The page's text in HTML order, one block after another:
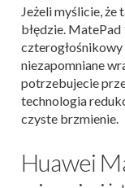
Jeżeli myślicie, że
błędzie.
niezapomniane
potrzebujecie
technologia
czyste brzmienie.
Huawei